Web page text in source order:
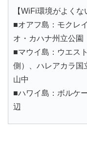
【WiFi環境がよくな
■オアフ島：モクレ
オ・カハナ州立公園
■マウイ島：ウエス
側）、ハレアカラ国
山中
■ハワイ島：ボルケ
辺